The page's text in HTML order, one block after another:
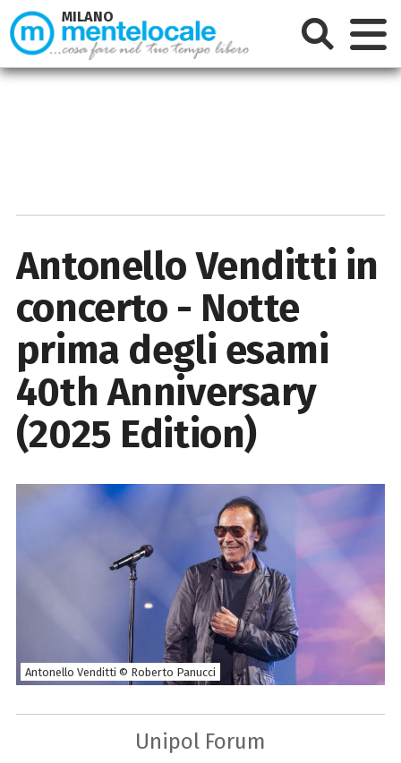
Antonello Venditti in
concerto - Notte
prima degli esami
40th Anniversary
(2025 Edition)
Antonello Venditti © Roberto Panucci
Unipol Forum
MILANO